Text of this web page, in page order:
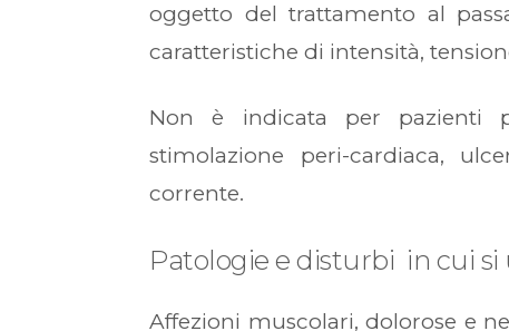
oggetto del trattamento al
caratteristiche di intensità,
Non è indicata per pazienti
stimolazione peri-cardiaca,
corrente.
Patologie e disturbi in cui si
Affezioni muscolari, dolorose e